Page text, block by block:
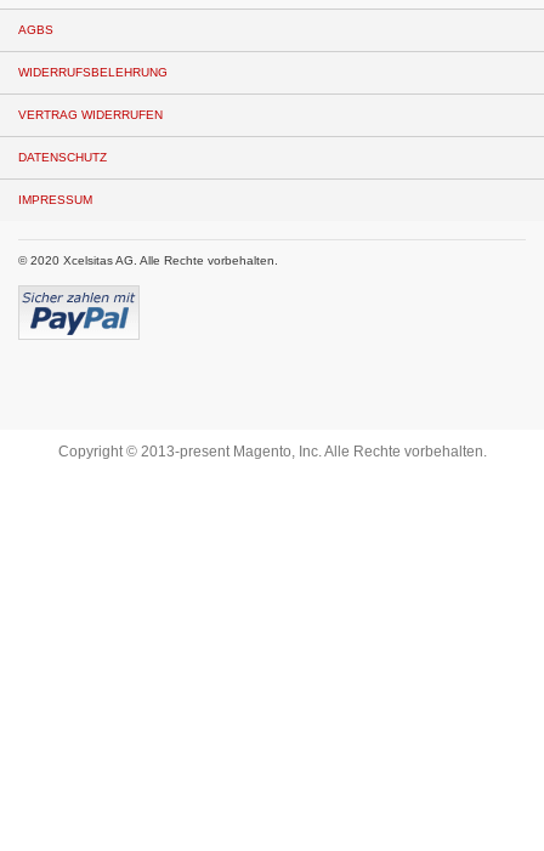
AGBS
WIDERRUFSBELEHRUNG
VERTRAG WIDERRUFEN
DATENSCHUTZ
IMPRESSUM
© 2020 Xcelsitas AG. Alle Rechte vorbehalten.
Copyright © 2013-present Magento, Inc. Alle Rechte vorbehalten.